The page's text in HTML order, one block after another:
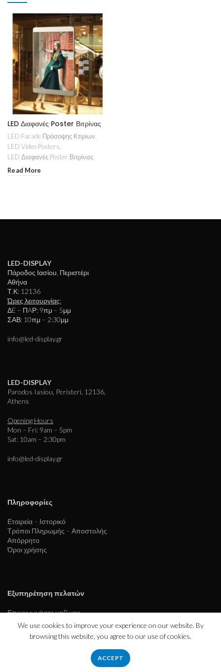
LED Διαφανές Poster Βιτρίνας
LED Facade Πρόσοψης Κτιρίων,
LED Video Posters,
LED Διαφανές Poster Βιτρίνας
Read More
LED-DISPLAY
Πάροδος Ιασίου, Περιστέρι
Αθήνα
Τ.Κ: 12136
Ώρες λειτουργίας:
ΔE – ΠAΡ: 9πμ – 5μμ
ΣΑΒ: 10πμ – 2:30μμ
info@led-display.gr
LED-DISPLAY
Parodos Iasiou, Peristeri, 12136,
Athens
Opening Hours
Mon – Fri: 9am – 5pm
Sat: 10am – 2:30pm
info@led-display.gr
Πληροφορίες
Εταιρεία – Ιστορικό
Τρόποι Πληρωμής – Αποστολής
Απόρρητο
Όροι χρήσης
Εξυπηρέτηση πελατών
Επικοινωνήστε μαζί μας
Επιστροφές
2023 CREATED BY
We use cookies to improve your experience on our website. By
browsing this website, you agree to our use of cookies.
ACCEPT